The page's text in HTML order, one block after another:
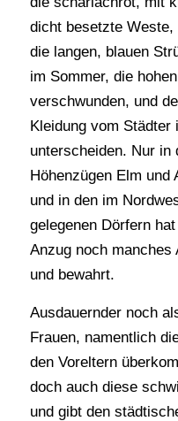
dicht besetzte Weste,
die langen, blauen
im Sommer, die
verschwunden, und
Kleidung vom
unterscheiden. Nur in
Höhenzügen Elm
und in den im
gelegenen Dörfern
Anzug noch manches
und bewahrt.
Ausdauernder noch
Frauen, namentlich
den Voreltern
doch auch diese
und gibt den